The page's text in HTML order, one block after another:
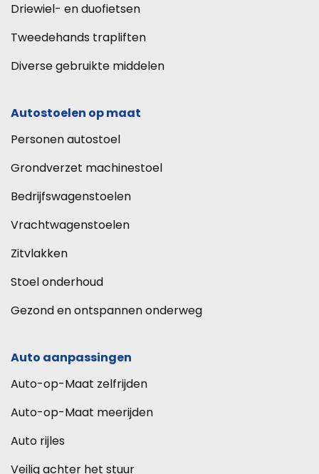
Driewiel- en duofietsen
Tweedehands trapliften
Diverse gebruikte middelen
Autostoelen op maat
Personen autostoel
Grondverzet machinestoel
Bedrijfswagenstoelen
Vrachtwagenstoelen
Zitvlakken
Stoel onderhoud
Gezond en ontspannen onderweg
Auto aanpassingen
Auto-op-Maat zelfrijden
Auto-op-Maat meerijden
Auto rijles
Veilig achter het stuur